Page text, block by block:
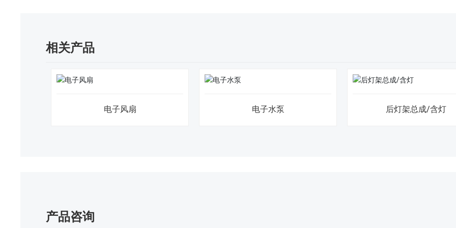
相关产品
电子风扇 电子水泵 后灯架总成/含灯
产品咨询